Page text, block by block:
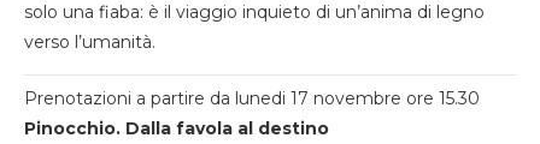
solo una fiaba: è il viaggio inquieto di un’anima di legno
verso l’umanità.
Prenotazioni a partire da lunedi 17 novembre ore 15.30
Pinocchio. Dalla favola al destino